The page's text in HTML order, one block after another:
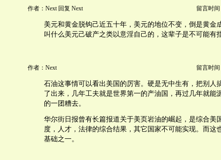
作者：Next 回复 Next 留言时间
美元和黄金脱钩己近五十年，美元的地位不变，倒是黄金
叫什么美元己破产之类以意淫自己的，这辈子是不可能有
作者：Next 留言时间
石油这事情可以看出美国的厉害。硬是无中生有，把别人
了出来，几年工夫就是世界第一的产油国，再过几年就能
的一团糟去。
华尔街日报曾有长篇报道关于美页岩油的崛起，是综合美
度，人才，法律的综合结果，其它国家不可能实现。而这
基础之一。